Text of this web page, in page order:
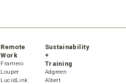
Remote
Work
Frameio
Louper
LucidLink
Sustainability
+
Training
Adgreen
Albert